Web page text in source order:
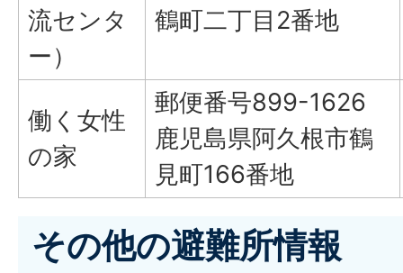
流センタ
ー）
鶴町二丁目2番地
働く女性
の家
郵便番号899-1626
鹿児島県阿久根市鶴
見町166番地
その他の避難所情報